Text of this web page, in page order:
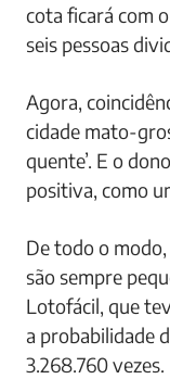
cota ficará com
seis pessoas
Agora,
cidade mato-
quente’. E o
positiva, como
De todo o
são sempre
Lotofácil, que
a probabilidade
3.268.760 vezes.